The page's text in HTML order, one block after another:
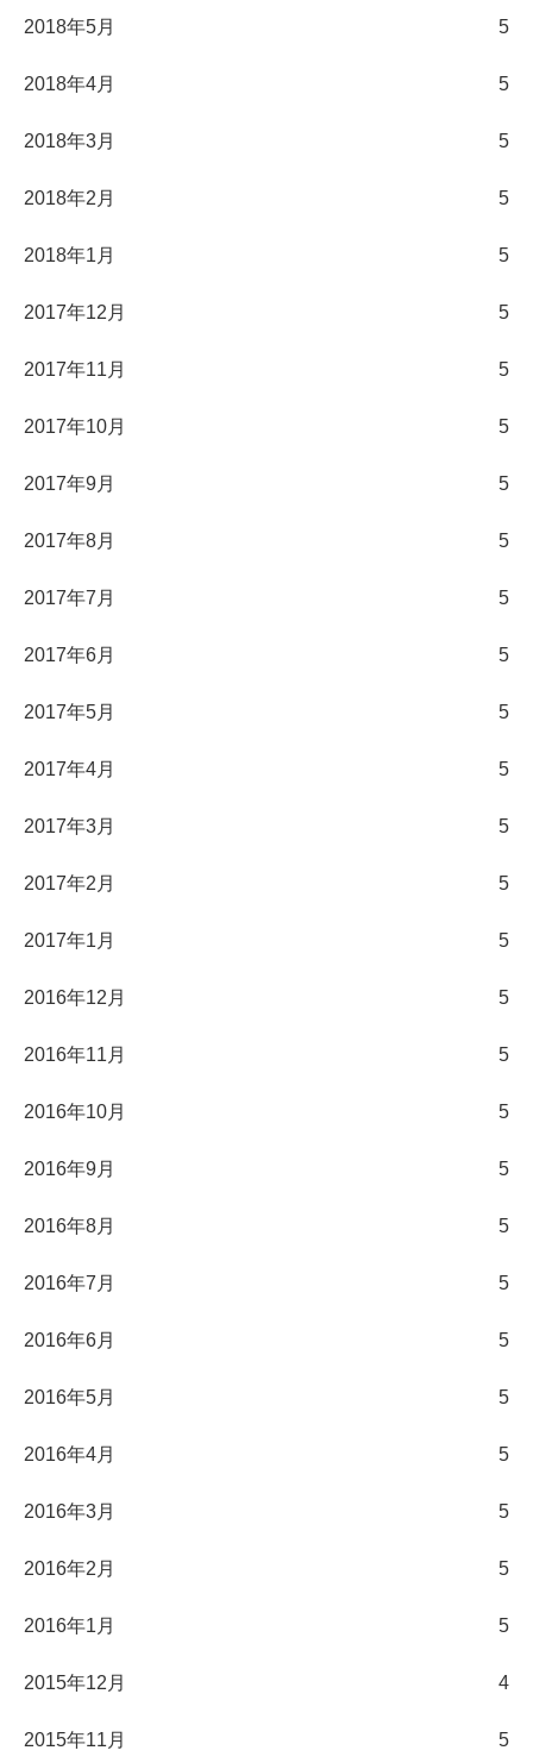
2018年5月 5
2018年4月 5
2018年3月 5
2018年2月 5
2018年1月 5
2017年12月 5
2017年11月 5
2017年10月 5
2017年9月 5
2017年8月 5
2017年7月 5
2017年6月 5
2017年5月 5
2017年4月 5
2017年3月 5
2017年2月 5
2017年1月 5
2016年12月 5
2016年11月 5
2016年10月 5
2016年9月 5
2016年8月 5
2016年7月 5
2016年6月 5
2016年5月 5
2016年4月 5
2016年3月 5
2016年2月 5
2016年1月 5
2015年12月 4
2015年11月 5